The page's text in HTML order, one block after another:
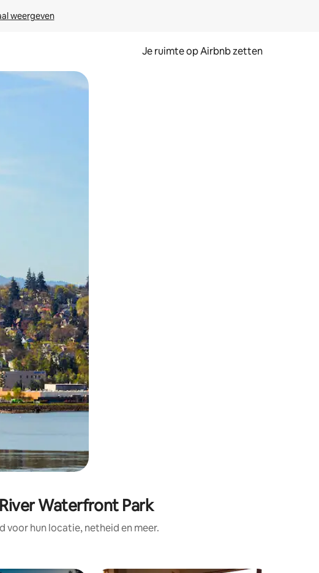
weergeven
Je ruimte op Airbnb zetten
te tikken of swipen.
Waterfront Park
voor hun locatie, netheid en meer.